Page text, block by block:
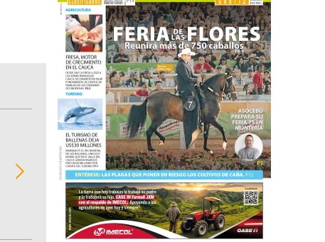
02
BITÁCORA EMPRESARIAL 10.000 LR
Recopilación clasificada por sectores
regiones del comportamiento general y
de las 10.000 primeras empresas en ventas
Colombia.